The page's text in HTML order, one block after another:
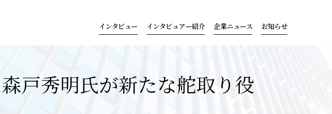
インタビュー インタビュアー紹介 企業ニュース お知らせ
戸秀明氏が新たな舵取り役